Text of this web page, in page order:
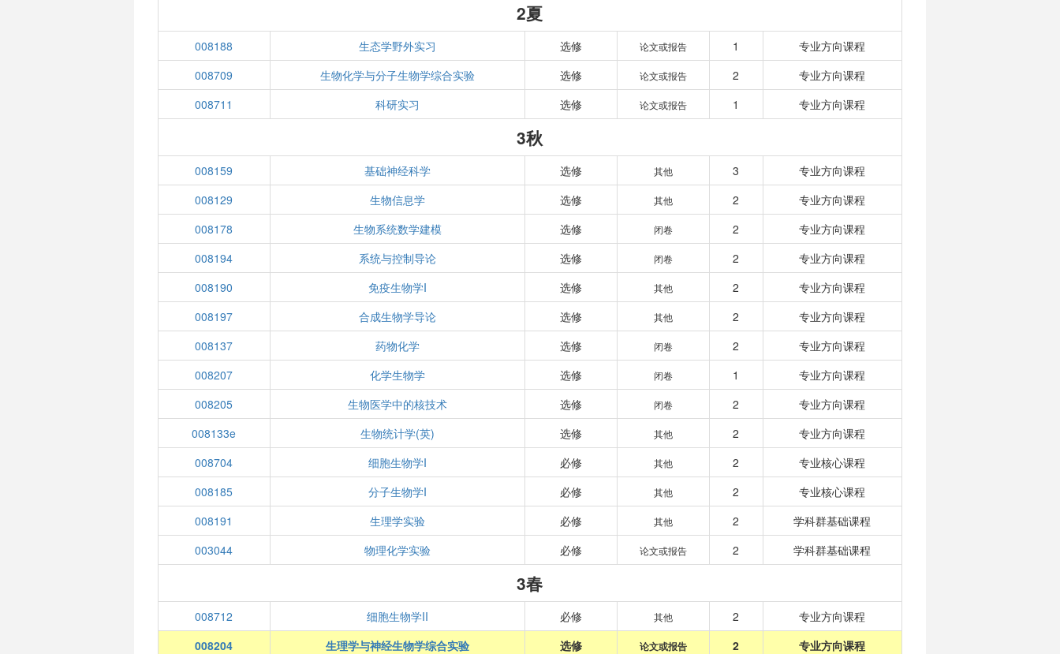
2夏
008188 生态学野外实习 选修 论文或报告 1
专业方向课程
008709
生物化学与分子生物学综合实验 选修 论文或报告 2
专业方向课程
008711
科研实习 选修 论文或报告 1 专业方向课程
3秋
008159 基础神经科学 选修 其他 3
专业方向课程
008129
生物信息学 选修 其他 2
专业方向课程
008178
生物系统数学建模 选修 闭卷 2
专业方向课程
008194
系统与控制导论 选修 闭卷 2
专业方向课程
008190
免疫生物学I 选修 其他 2
专业方向课程
008197
合成生物学导论 选修 其他 2
专业方向课程
008137
药物化学 选修 闭卷 2
专业方向课程
008207
化学生物学 选修 闭卷 1
专业方向课程
008205
生物医学中的核技术 选修 闭卷 2
专业方向课程
008133e
生物统计学(英) 选修 其他 2
专业方向课程
008704
细胞生物学I 必修 其他 2
专业核心课程
008185
分子生物学I 必修 其他 2
专业核心课程
008191
生理学实验 必修 其他 2
学科群基础课程
003044
物理化学实验 必修 论文或报告 2 学科群基础课程
3春
008712 细胞生物学II 必修 其他 2
专业方向课程
008204
生理学与神经生物学综合实验 选修 论文或报告 2
专业方向课程